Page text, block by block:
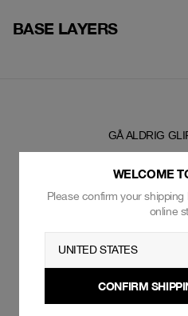
BASE LAYERS
GÅ ALDRIG
SKRIV
WELCOME
Please confirm your
online
UNITED STATES
CONFIRM